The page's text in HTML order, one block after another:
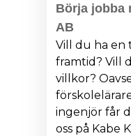
Börja jobba
AB
Vill du ha en
framtid? Vill
villkor?
ingenjör får
oss på Kabe